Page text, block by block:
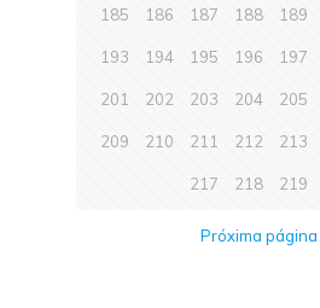
185 186 187 188 189
193 194 195 196 197
201 202 203 204 205
209 210 211 212 213
217 218 219
Próxima página